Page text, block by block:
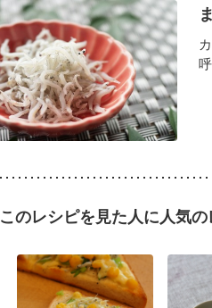
このレシピを見た人に人気